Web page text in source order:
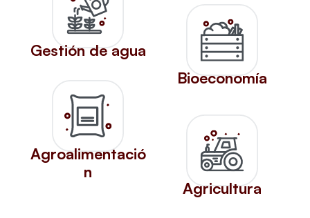
Gestión de agua
Agroalimentació
n
Bioeconomía
Agricultura